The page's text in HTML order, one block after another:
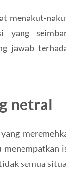
menakut-
yang
jawab
netral
menempatkan
semua